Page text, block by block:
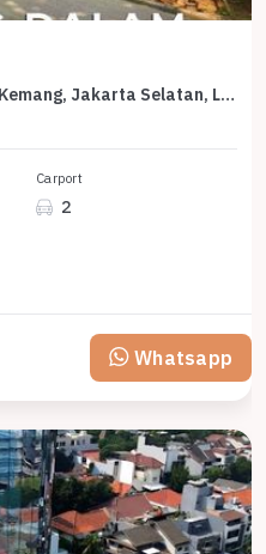
Hunian Prestisius di Kawasan Kemang, Jakarta Selatan, LB 568m², Harga 28,5 Miliar
Carport
2
Whatsapp